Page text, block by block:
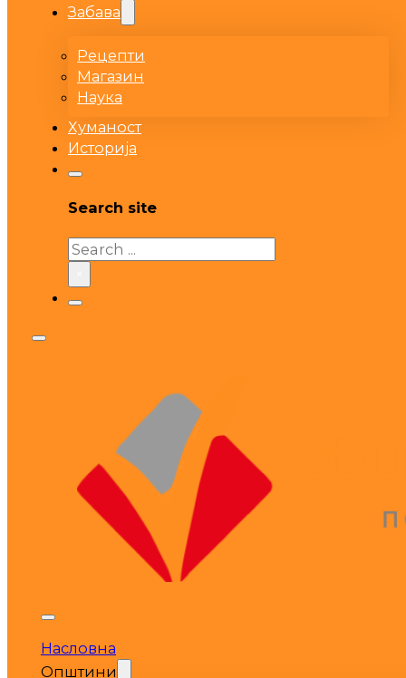
Забава
Рецепти
Магазин
Наука
Хуманост
Историја
Search site
Search
Насловна
Општини